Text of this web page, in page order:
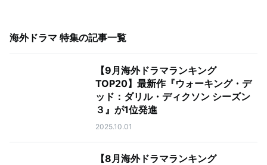
海外ドラマ 特集の記事一覧
【9月海外ドラマランキング
TOP20】最新作『ウォーキング・デ
ッド：ダリル・ディクソン シーズン
３』が1位発進
2025.10.01
【8月海外ドラマランキング